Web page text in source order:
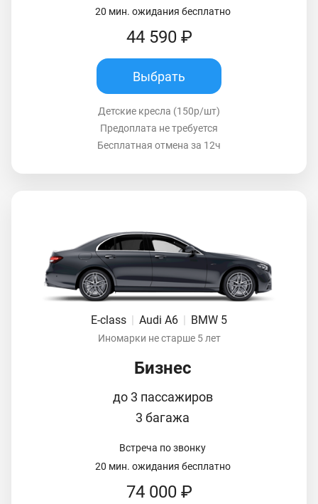
20 мин. ожидания бесплатно
44 590 ₽
Выбрать
Детские кресла (150р/шт)
Предоплата не требуется
Бесплатная отмена за 12ч
E-class | Audi A6 | BMW 5
Иномарки не старше 5 лет
Бизнес
до 3 пассажиров
3 багажа
Встреча по звонку
20 мин. ожидания бесплатно
74 000 ₽